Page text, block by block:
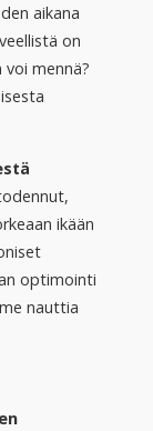
aikana
on
voi mennä?
ikään
optimointi
nauttia